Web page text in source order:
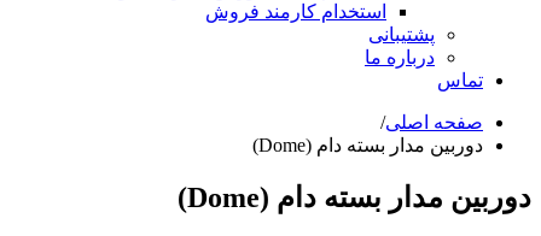
استخدام کارمند فروش
پشتیبانی
درباره ما
تماس
صفحه اصلی/
دوربین مدار بسته دام (Dome)
دوربین مدار بسته دام (Dome)